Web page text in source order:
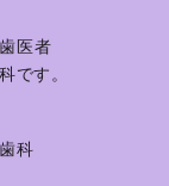
医者
です。
科